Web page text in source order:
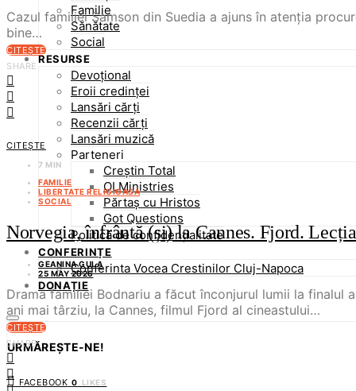
Familie
Sănătate
Social
RESURSE
Devoțional
Eroii credinței
Lansări cărți
Recenzii cărți
Lansări muzică
Parteneri
Creștin Total
OLMinistries
Părtaș cu Hristos
Got Questions
Politică de confidențialitate
CONFERINȚE
Conferinta Vocea Crestinilor Cluj-Napoca
DONAȚIE
URMĂREȘTE-NE!
FACEBOOK 0 LIKES
Cazul familiei Samson din Suedia a ajuns în atenția
bine…
CITEȘTE
SHARE
CITEȘTE
7 MIN
FAMILIE
LIBERTATE RELIGIOASA
SOCIAL
Norvegia, înfrântă (și) la Cannes. Fjord.
GEANINA GULA
25 MAY 2026
Drama familiei Bodnariu a făcut înconjurul lumii la finalul
ani mai târziu, la Cannes, filmul Fjord al cineastului…
CITEȘTE
SHARE